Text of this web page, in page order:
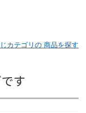
カテゴリの 商品を探す
す